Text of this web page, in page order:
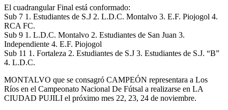
El cuadrangular Final está conformado:
Sub 7 1. Estudiantes de S.J 2. L.D.C. Montalvo 3. E.F. Piojogol 4.
RCA FC.
Sub 9 1. L.D.C. Montalvo 2. Estudiantes de San Juan 3.
Independiente 4. E.F. Piojogol
Sub 11 1. Fortaleza 2. Estudiantes de S.J 3. Estudiantes de S.J. “B”
4. L.D.C.
MONTALVO que se consagró CAMPEÓN representara a Los
Ríos en el Campeonato Nacional De Fútsal a realizarse en LA
CIUDAD PUJILI el próximo mes 22, 23, 24 de noviembre.